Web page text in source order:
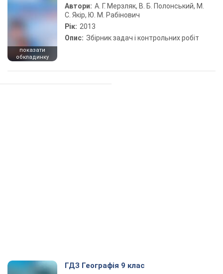
показати
обкладинку
Автори: А. Г. Мерзляк, В. Б. Полонський, М.
С. Якір, Ю. М. Рабінович
Рік: 2013
Опис: Збірник задач і контрольних робіт
ГДЗ Географія 9 клас